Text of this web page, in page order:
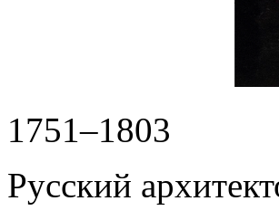
1751–1803
Русский